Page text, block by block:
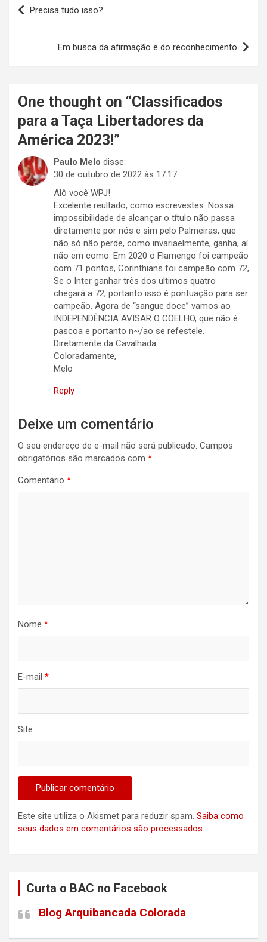
de
Precisa tudo isso?
Em busca da afirmação e do reconhecimento
One thought on “Classificados
para a Taça Libertadores da
América 2023!”
Paulo Melo disse:
30 de outubro de 2022 às 17:17
Alô você WPJ!
Excelente reultado, como escrevestes. Nossa
impossibilidade de alcançar o título não passa
diretamente por nós e sim pelo Palmeiras, que
não só não perde, como invariaelmente, ganha, aí
não em como. Em 2020 o Flamengo foi campeão
com 71 pontos, Corinthians foi campeão com 72,
Se o Inter ganhar três dos ultimos quatro
chegará a 72, portanto isso é pontuação para ser
campeão. Agora de “sangue doce” vamos ao
INDEPENDÊNCIA AVISAR O COELHO, que não é
pascoa e portanto n~/ao se refestele.
Diretamente da Cavalhada
Coloradamente,
Melo
Reply
Deixe um comentário
O seu endereço de e-mail não será publicado. Campos
obrigatórios são marcados com *
Comentário *
Nome *
E-mail *
Site
Este site utiliza o Akismet para reduzir spam. Saiba como
seus dados em comentários são processados.
Curta o BAC no Facebook
Blog Arquibancada Colorada